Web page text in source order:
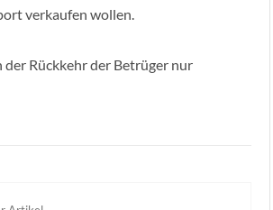
verkaufen wollen.
Rückkehr der Betrüger nur